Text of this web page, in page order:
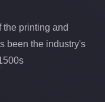
the printing and
been the industry's